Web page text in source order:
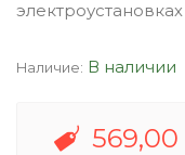
Наличие: В наличии
569,00